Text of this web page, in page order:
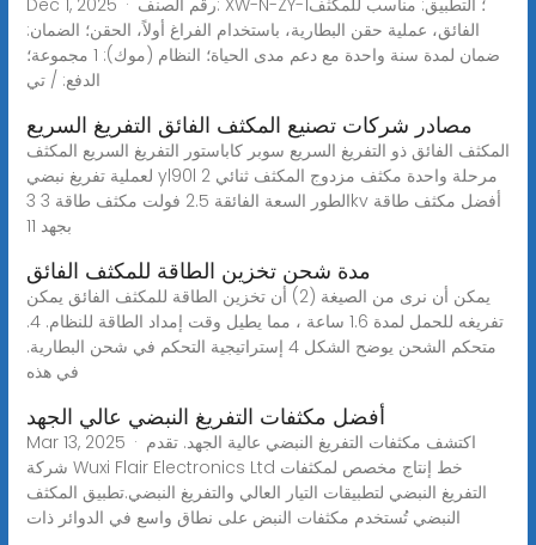
الفائق، عملية حقن البطارية، باستخدام الفراغ أولاً، الحقن؛ الضمان:
ضمان لمدة سنة واحدة مع دعم مدى الحياة؛ النظام (موك): 1 مجموعة؛
الدفع: / تي
مصادر شركات تصنيع المكثف الفائق التفريغ السريع
المكثف الفائق ذو التفريغ السريع سوبر كاباستور التفريغ السريع المكثف
لعملية تفريغ نبضي yl90l 2 مرحلة واحدة مكثف مزدوج المكثف ثنائي
الطور السعة الفائقة 2.5 فولت مكثف طاقة 3 3kv أفضل مكثف طاقة
بجهد 11
مدة شحن تخزين الطاقة للمكثف الفائق
يمكن أن نرى من الصيغة (2) أن تخزين الطاقة للمكثف الفائق يمكن
تفريغه للحمل لمدة 1.6 ساعة ، مما يطيل وقت إمداد الطاقة للنظام. 4.
متحكم الشحن يوضح الشكل 4 إستراتيجية التحكم في شحن البطارية.
في هذه
أفضل مكثفات التفريغ النبضي عالي الجهد
Mar 13, 2025 · اكتشف مكثفات التفريغ النبضي عالية الجهد. تقدم
شركة Wuxi Flair Electronics Ltd خط إنتاج مخصص لمكثفات
التفريغ النبضي لتطبيقات التيار العالي والتفريغ النبضي.تطبيق المكثف
النبضي تُستخدم مكثفات النبض على نطاق واسع في الدوائر ذات